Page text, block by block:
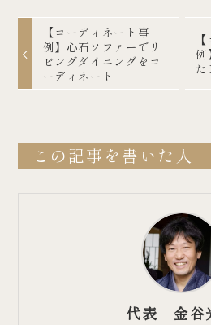
【コーディネート事
例】心石ソファーでリ
ビングダイニングをコ
ーディネート
例
た
この記事を書いた人
代表 金谷